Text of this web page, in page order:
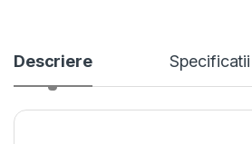
Descriere Specificatii